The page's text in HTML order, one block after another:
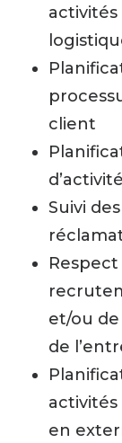
client
Suivi
et/ou
de
en